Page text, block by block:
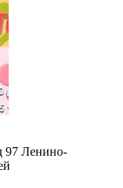
97 Ленино-